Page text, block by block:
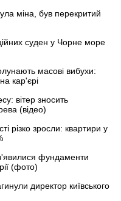
міна, був перекритий
суден у Чорне море
масові вибухи:
кар'єрі
вітер зносить
(відео)
різко зросли: квартири у
фундаменти
(фото)
директор київського